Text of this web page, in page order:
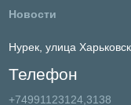
Новости
Нурек, улица
Телефон
+74991123124,3138